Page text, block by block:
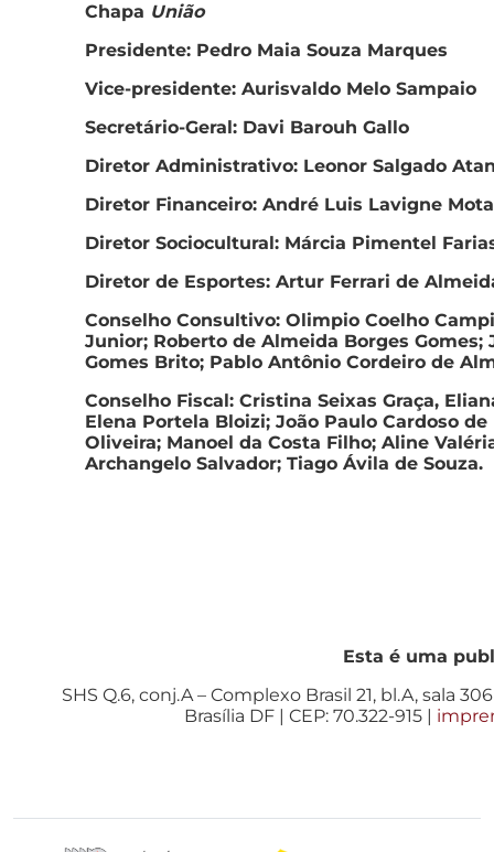
Chapa União
Presidente: Pedro Maia Souza Marques
Vice-presidente: Aurisvaldo Melo Sampaio
Secretário-Geral: Davi Barouh Gallo
Diretor Administrativo: Leonor Salgado
Diretor Financeiro: André Luis Lavigne Mota
Diretor Sociocultural: Márcia Pimentel
Diretor de Esportes: Artur Ferrari de
Conselho Consultivo: Olimpio Coelho
Junior; Roberto de Almeida Borges Gomes;
Gomes Brito; Pablo Antônio Cordeiro de
Conselho Fiscal: Cristina Seixas Graça,
Elena Portela Bloizi; João Paulo Cardoso de
Oliveira; Manoel da Costa Filho; Aline
Archangelo Salvador; Tiago Ávila de Souza.
Esta é uma
SHS Q.6, conj.A – Complexo Brasil 21, bl.A, sala 306
Brasília DF | CEP: 70.322-915 |